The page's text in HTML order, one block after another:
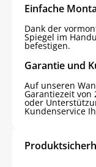
Einfache
Dank der
Spiegel im
befestigen.
Garantie und
Auf unseren
Garantiezeit von
oder
Kundenservice